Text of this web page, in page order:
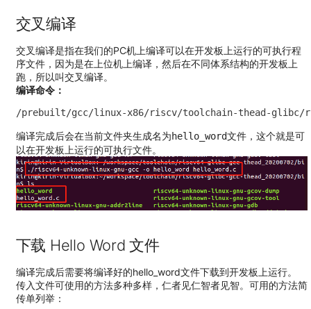
交叉编译
交叉编译是指在我们的PC机上编译可以在开发板上运行的可执行程
序文件，因为是在上位机上编译，然后在不同体系结构的开发板上
跑，所以叫交叉编译。
编译命令：
/prebuilt/gcc/linux-x86/riscv/toolchain-thead-glibc/
编译完成后会在当前文件夹生成名为hello_word文件，这个就是可
以在开发板上运行的可执行文件。
下载 Hello Word 文件
编译完成后需要将编译好的hello_word文件下载到开发板上运行。
传入文件可使用的方法多种多样，仁者见仁智者见智。可用的方法简
传单列举：